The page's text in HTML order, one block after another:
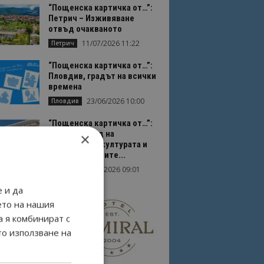
“Пощенска картичка от…”:
Петрич – Изживяване
отвъд очакваното
Петрич 11/07/2026 11:22
“Пощенска картичка от…”:
Пловдив, градът на всички
времена
Пловдив 23/06/2026 10:00
“Пощенска картичка от…”:
Перник – град на
традициите, културата и
вдъхновяващите...
17/06/2026 09:01
×
и да
на нашия
я комбинират с
използване на